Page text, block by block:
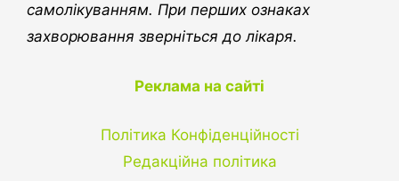
самолікуванням. При перших ознаках
захворювання зверніться до лікаря.
Реклама на сайті
Політика Конфіденційності
Редакційна політика